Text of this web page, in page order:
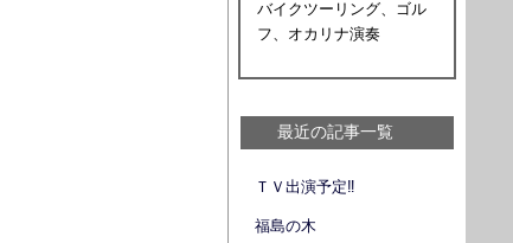
バイクツーリング、ゴル
フ、オカリナ演奏
最近の記事一覧
ＴＶ出演予定‼
福島の木